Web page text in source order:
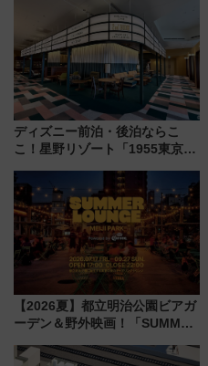
ディズニー前泊・後泊ならこ
こ！星野リゾート「1955東京ベ
つの理由 無料バス＆24時間サー
ビスで混雑回避
【2026夏】都立明治公園ビアガ
ーデン＆野外映画！「SUMMER
ケジュール 夜風とビール、映画